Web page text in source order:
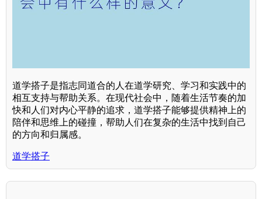
道学搭子是指志同道合的人在道学研究、学习和实践中的
相互支持与帮助关系。在现代社会中，随着生活节奏的加
快和人们对内心平静的追求，道学搭子能够提供精神上的
陪伴和思维上的碰撞，帮助人们在复杂的生活中找到自己
的方向和归属感。
道学搭子